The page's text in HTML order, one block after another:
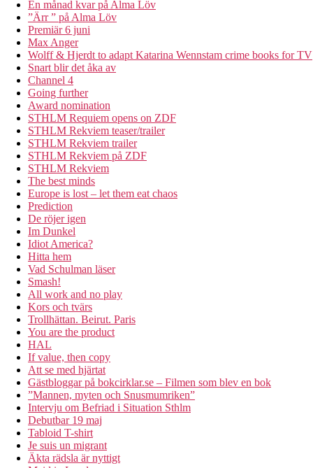
En månad kvar på Alma Löv
”Ärr ” på Alma Löv
Premiär 6 juni
Max Anger
Wolff & Hjerdt to adapt Katarina Wennstam crime books for TV
Snart blir det åka av
Channel 4
Going further
Award nomination
STHLM Requiem opens on ZDF
STHLM Rekviem teaser/trailer
STHLM Rekviem trailer
STHLM Rekviem på ZDF
STHLM Rekviem
The best minds
Europe is lost – let them eat chaos
Prediction
De röjer igen
Im Dunkel
Idiot America?
Hitta hem
Vad Schulman läser
Smash!
All work and no play
Kors och tvärs
Trollhättan. Beirut. Paris
You are the product
HAL
If value, then copy
Att se med hjärtat
Gästbloggar på bokcirklar.se – Filmen som blev en bok
”Mannen, myten och Snusmumriken”
Intervju om Befriad i Situation Sthlm
Debutbar 19 maj
Tabloid T-shirt
Je suis un migrant
Äkta rädsla är nyttigt